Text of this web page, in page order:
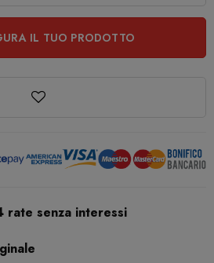
IL TUO PRODOTTO
rate senza interessi